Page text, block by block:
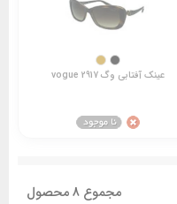
عینک آفتابی وگ vogue 2917
مجموع 8محصول